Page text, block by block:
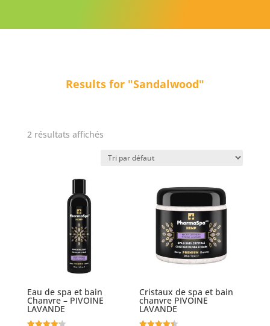
Results for "Sandalwood"
2 résultats affichés
Eau de spa et bain
Chanvre – PIVOINE
LAVANDE
Cristaux de spa et bain
chanvre PIVOINE
LAVANDE